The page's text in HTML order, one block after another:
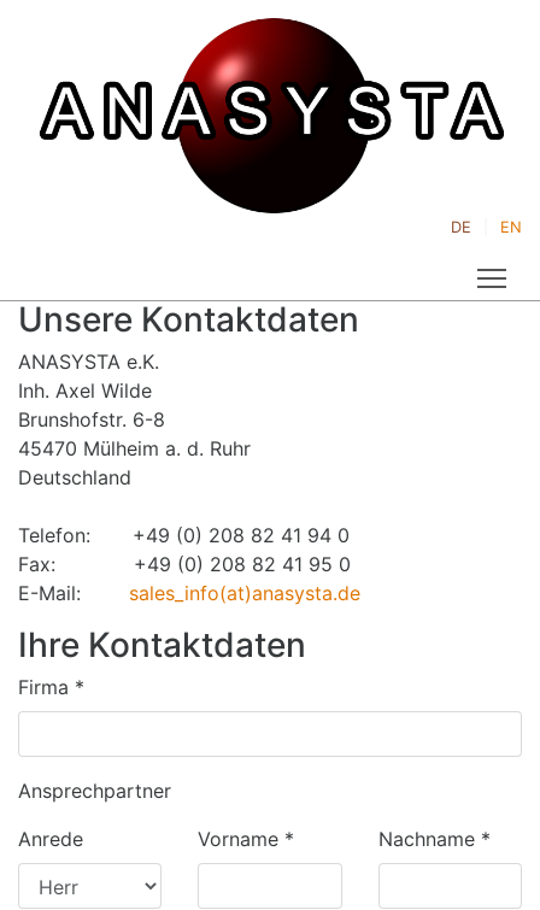
DE EN
Unsere Kontaktdaten
ANASYSTA e.K.
Inh. Axel Wilde
Brunshofstr. 6-8
45470 Mülheim a. d. Ruhr
Deutschland
Telefon: +49 (0) 208 82 41 94 0
Fax: +49 (0) 208 82 41 95 0
E-Mail: sales_info(at)anasysta.de
Ihre Kontaktdaten
Firma *
Ansprechpartner
Anrede
Vorname * Nachname *